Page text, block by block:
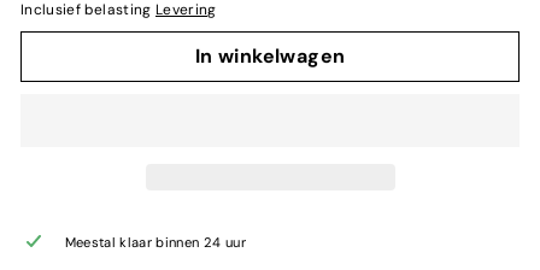
Inclusief belasting Levering
In winkelwagen
Meestal klaar binnen 24 uur